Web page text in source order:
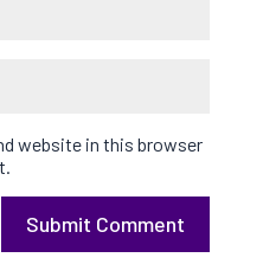
website in this browser
Submit Comment